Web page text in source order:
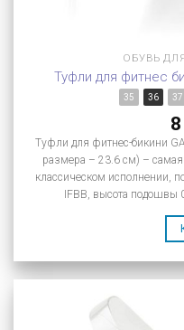
ОБУВЬ
Туфли для фитнес
35 36 37
Туфли для фитнес-бикини
размера – 23.6 см) – самая
классическом исполнении,
IFBB, высота подошвы